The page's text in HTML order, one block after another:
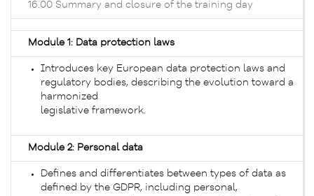
16.00 Summary and closure of the training day
Module 1: Data protection laws
Introduces key European data protection laws and
regulatory bodies, describing the evolution toward a
harmonized
legislative framework.
Module 2: Personal data
Defines and differentiates between types of data as
defined by the GDPR, including personal,